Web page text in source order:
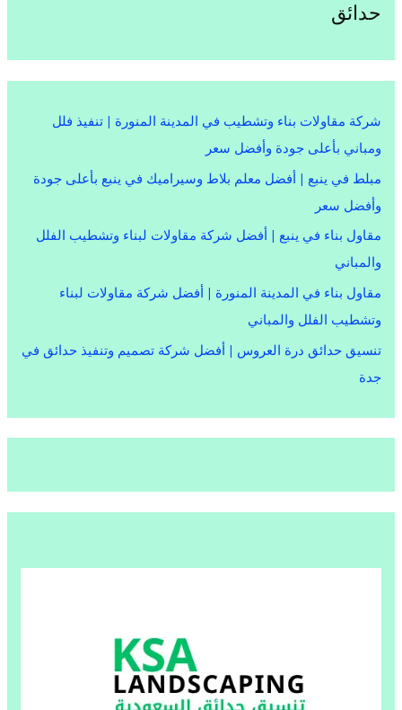
حدائق
شركة مقاولات بناء وتشطيب في المدينة المنورة | تنفيذ فلل
ومباني بأعلى جودة وأفضل سعر
مبلط في ينبع | أفضل معلم بلاط وسيراميك في ينبع بأعلى جودة
وأفضل سعر
مقاول بناء في ينبع | أفضل شركة مقاولات لبناء وتشطيب الفلل
والمباني
مقاول بناء في المدينة المنورة | أفضل شركة مقاولات لبناء
وتشطيب الفلل والمباني
تنسيق حدائق درة العروس | أفضل شركة تصميم وتنفيذ حدائق في
جدة